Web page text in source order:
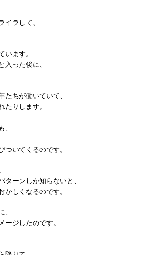
イラして、
います。
入った後に、
たちが働いていて、
たりします。
、
ついてくるのです。
ターンしか知らないと、
しくなるのです。
、
ージしたのです。